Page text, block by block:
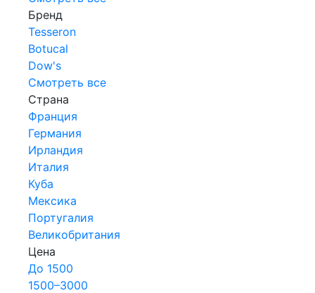
Бренд
Tesseron
Botucal
Dow's
Смотреть все
Страна
Франция
Германия
Ирландия
Италия
Куба
Мексика
Португалия
Великобритания
Цена
До 1500
1500–3000